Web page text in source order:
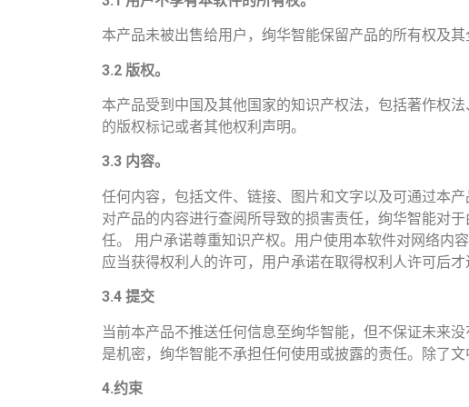
本产品未被出售给用户，绚华智能保留产品的所有权及其
3.2 版权。
本产品受到中国及其他国家的知识产权法，包括著作权
的版权标记或者其他权利声明。
3.3 内容。
任何内容，包括文件、链接、图片和文字以及可通过本
对产品的内容进行查阅所导致的损害责任，绚华智能对
任。 用户承诺尊重知识产权。用户使用本软件对网络内
应当获得权利人的许可，用户承诺在取得权利人许可后
3.4 提交
当前本产品不推送任何信息至绚华智能，但不保证未来
是机密，绚华智能不承担任何使用或披露的责任。除了
4.约束